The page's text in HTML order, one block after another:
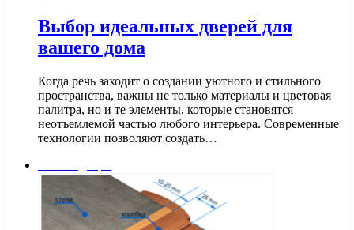
Выбор идеальных дверей для
вашего дома
Когда речь заходит о создании уютного и стильного
пространства, важны не только материалы и цветовая
палитра, но и те элементы, которые становятся
неотъемлемой частью любого интерьера. Современные
технологии позволяют создать…